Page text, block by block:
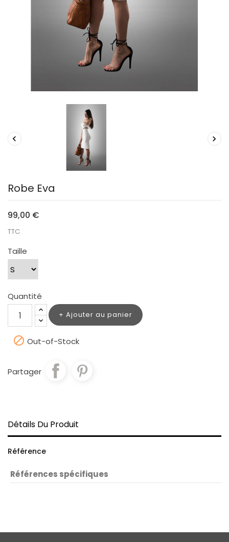
 
Robe Eva
99,00 €
TTC
Taille
Quantité
Ajouter au panier
 Out-of-Stock
Partager
Détails Du Produit
Référence
Références spécifiques